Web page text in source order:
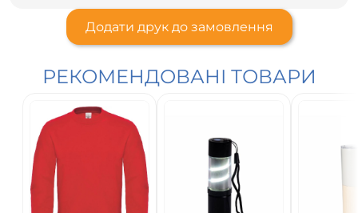
Додати друк до замовлення
РЕКОМЕНДОВАНІ ТОВАРИ